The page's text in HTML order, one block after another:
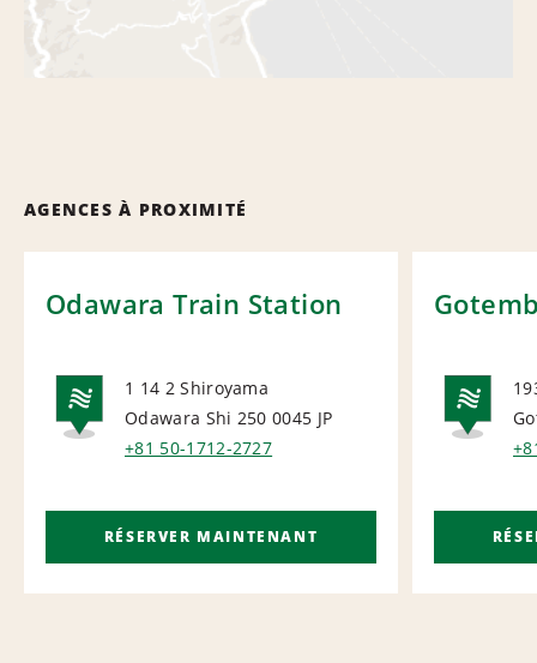
AGENCES À PROXIMITÉ
Odawara Train Station
NATIONAL
1 14 2 Shiroyama
Odawara Shi 250 0045 JP
+81 50-1712-2727
RÉSERVER MAINTENANT